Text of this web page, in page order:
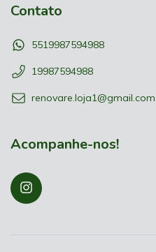
Contato
5519987594988
19987594988
renovare.loja1@gmail.com
Acompanhe-nos!